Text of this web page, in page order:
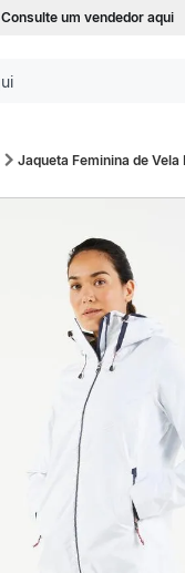
Consulte um vendedor aqui
Jaqueta Feminina de